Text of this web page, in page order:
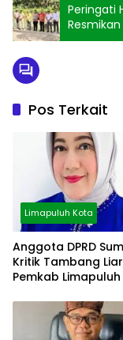
Peringati
Pos Terkait
Limapuluh Kota
Anggota DPRD
Kritik Tambang
Pemkab